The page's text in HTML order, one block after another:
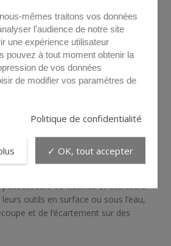
pour agrandir
LIBERVIT Tcage est à usage
de cisailles et écarteurs
leurs outils en surface ou sous l’eau,
et de l’écartement sur des
mêmes traitons vos données
l'audience de notre site
une expérience utilisateur
pouvez à tout moment obtenir la
de vos données
de modifier vos paramètres de
Politique de confidentialité
✓ OK, tout accepter